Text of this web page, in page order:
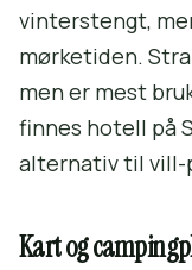
vinterstengt,
mørketiden.
men er mest
finnes hotell på
alternativ til vill-
Kart og